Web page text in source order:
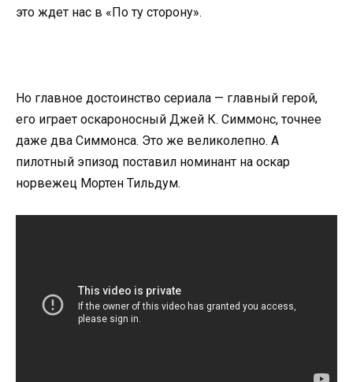
это ждет нас в «По ту сторону».
Но главное достоинство сериала — главный герой,
его играет оскароносный Джей К. Симмонс, точнее
даже два Симмонса. Это же великолепно. А
пилотный эпизод поставил номинант на оскар
норвежец Мортен Тильдум.